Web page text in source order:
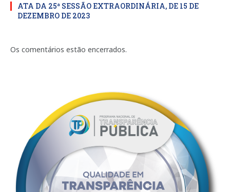
ATA DA 25ª SESSÃO EXTRAORDINÁRIA, DE 15 DE
DEZEMBRO DE 2023
Os comentários estão encerrados.